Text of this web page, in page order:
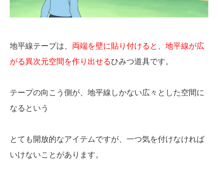
地平線テープは、 両端を壁に貼り付けると、地平線が広
がる異次元空間を作り出せるひみつ道具です。
テープの向こう側が、地平線しかない広々とした空間に
なるという
とても開放的なアイテムですが、一つ気を付けなければ
いけないことがあります。